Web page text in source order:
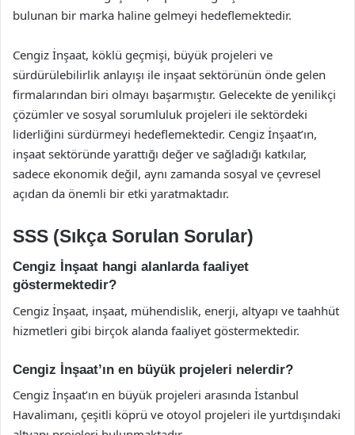
bulunan bir marka haline gelmeyi hedeflemektedir.
Cengiz İnşaat, köklü geçmişi, büyük projeleri ve
sürdürülebilirlik anlayışı ile inşaat sektörünün önde gelen
firmalarından biri olmayı başarmıştır. Gelecekte de yenilikçi
çözümler ve sosyal sorumluluk projeleri ile sektördeki
liderliğini sürdürmeyi hedeflemektedir. Cengiz İnşaat’ın,
inşaat sektöründe yarattığı değer ve sağladığı katkılar,
sadece ekonomik değil, aynı zamanda sosyal ve çevresel
açıdan da önemli bir etki yaratmaktadır.
SSS (Sıkça Sorulan Sorular)
Cengiz İnşaat hangi alanlarda faaliyet
göstermektedir?
Cengiz İnşaat, inşaat, mühendislik, enerji, altyapı ve taahhüt
hizmetleri gibi birçok alanda faaliyet göstermektedir.
Cengiz İnşaat’ın en büyük projeleri nelerdir?
Cengiz İnşaat’ın en büyük projeleri arasında İstanbul
Havalimanı, çeşitli köprü ve otoyol projeleri ile yurtdışındaki